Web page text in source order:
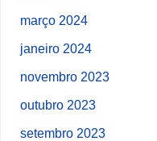
março 2024
janeiro 2024
novembro 2023
outubro 2023
setembro 2023